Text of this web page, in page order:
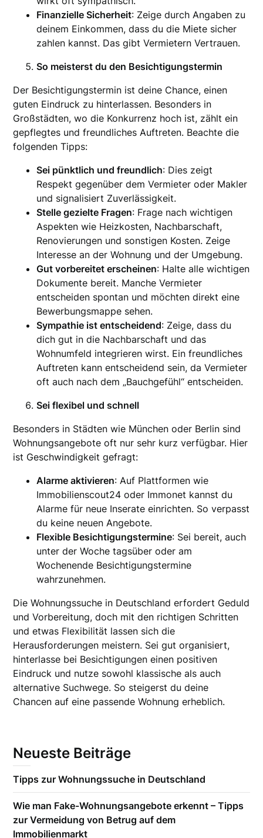
Finanzielle Sicherheit: Zeige durch Angaben zu
deinem Einkommen, dass du die Miete sicher
zahlen kannst. Das gibt Vermietern Vertrauen.
So meisterst du den Besichtigungstermin
Der Besichtigungstermin ist deine Chance, einen
guten Eindruck zu hinterlassen. Besonders in
Großstädten, wo die Konkurrenz hoch ist, zählt ein
gepflegtes und freundliches Auftreten. Beachte die
folgenden Tipps:
Sei pünktlich und freundlich: Dies zeigt
Respekt gegenüber dem Vermieter oder Makler
und signalisiert Zuverlässigkeit.
Stelle gezielte Fragen: Frage nach wichtigen
Aspekten wie Heizkosten, Nachbarschaft,
Renovierungen und sonstigen Kosten. Zeige
Interesse an der Wohnung und der Umgebung.
Gut vorbereitet erscheinen: Halte alle wichtigen
Dokumente bereit. Manche Vermieter
entscheiden spontan und möchten direkt eine
Bewerbungsmappe sehen.
Sympathie ist entscheidend: Zeige, dass du
dich gut in die Nachbarschaft und das
Wohnumfeld integrieren wirst. Ein freundliches
Auftreten kann entscheidend sein, da Vermieter
oft auch nach dem „Bauchgefühl“ entscheiden.
Sei flexibel und schnell
Besonders in Städten wie München oder Berlin sind
Wohnungsangebote oft nur sehr kurz verfügbar. Hier
ist Geschwindigkeit gefragt:
Alarme aktivieren: Auf Plattformen wie
Immobilienscout24 oder Immonet kannst du
Alarme für neue Inserate einrichten. So verpasst
du keine neuen Angebote.
Flexible Besichtigungstermine: Sei bereit, auch
unter der Woche tagsüber oder am
Wochenende Besichtigungstermine
wahrzunehmen.
Die Wohnungssuche in Deutschland erfordert Geduld
und Vorbereitung, doch mit den richtigen Schritten
und etwas Flexibilität lassen sich die
Herausforderungen meistern. Sei gut organisiert,
hinterlasse bei Besichtigungen einen positiven
Eindruck und nutze sowohl klassische als auch
alternative Suchwege. So steigerst du deine
Chancen auf eine passende Wohnung erheblich.
Neueste Beiträge
Tipps zur Wohnungssuche in Deutschland
Wie man Fake-Wohnungsangebote erkennt – Tipps
zur Vermeidung von Betrug auf dem
Immobilienmarkt